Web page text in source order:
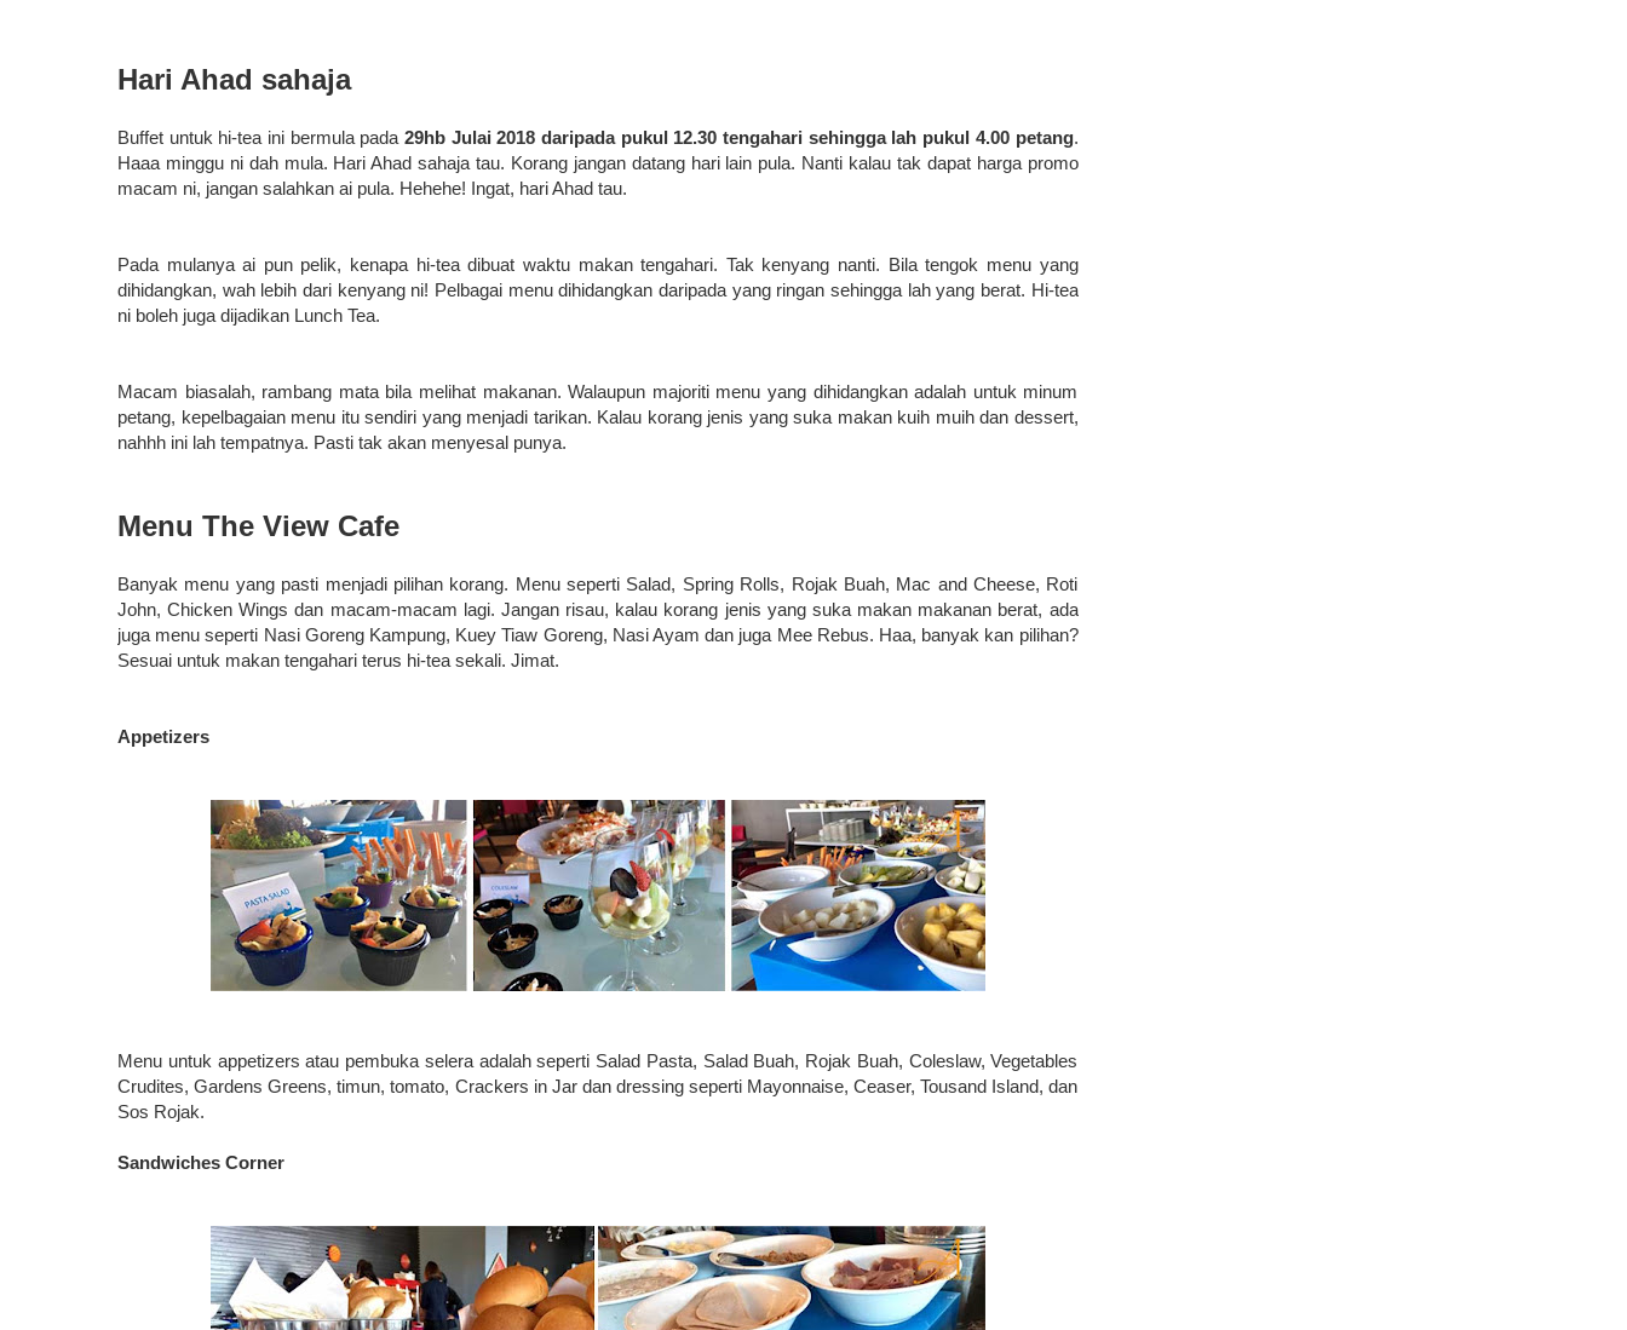
Hari Ahad sahaja
Buffet untuk hi-tea ini bermula pada29hb Julai 2018 daripada pukul 12.30 tengahari sehingga lah pukul 4.00 petang.
Haaa minggu ni dah mula. Hari Ahad sahaja tau. Korang jangan datang hari lain pula. Nanti kalau tak dapat harga promo
macam ni, jangan salahkan ai pula. Hehehe! Ingat, hari Ahad tau.
Pada mulanya ai pun pelik, kenapa hi-tea dibuat waktu makan tengahari. Tak kenyang nanti. Bila tengok menu yang
dihidangkan, wah lebih dari kenyang ni! Pelbagai menu dihidangkan daripada yang ringan sehingga lah yang berat. Hi-tea
ni boleh juga dijadikan Lunch Tea.
Macam biasalah, rambang mata bila melihat makanan. Walaupun majoriti menu yang dihidangkan adalah untuk minum
petang, kepelbagaian menu itu sendiri yang menjadi tarikan. Kalau korang jenis yang suka makan kuih muih dan dessert,
nahhh ini lah tempatnya. Pasti tak akan menyesal punya.
Menu The View Cafe
Banyak menu yang pasti menjadi pilihan korang. Menu seperti Salad, Spring Rolls, Rojak Buah, Mac and Cheese, Roti
John, Chicken Wings dan macam-macam lagi. Jangan risau, kalau korang jenis yang suka makan makanan berat, ada
juga menu seperti Nasi Goreng Kampung, Kuey Tiaw Goreng, Nasi Ayam dan juga Mee Rebus. Haa, banyak kan pilihan?
Sesuai untuk makan tengahari terus hi-tea sekali. Jimat.
Appetizers
Menu untuk appetizers atau pembuka selera adalah seperti Salad Pasta, Salad Buah, Rojak Buah, Coleslaw, Vegetables
Crudites, Gardens Greens, timun, tomato, Crackers in Jar dan dressing seperti Mayonnaise, Ceaser, Tousand Island, dan
Sos Rojak.
Sandwiches Corner